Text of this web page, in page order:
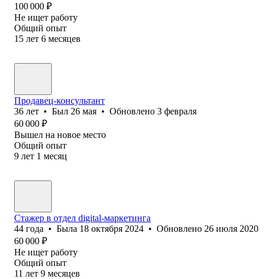
100 000 ₽
Не ищет работу
Общий опыт
15 лет 6 месяцев
Продавец-консультант
36 лет • Был 26 мая • Обновлено 3 февраля
60 000 ₽
Вышел на новое место
Общий опыт
9 лет 1 месяц
Стажер в отдел digital-маркетинга
44 года • Была 18 октября 2024 • Обновлено 26 июля 2020
60 000 ₽
Не ищет работу
Общий опыт
11 лет 9 месяцев